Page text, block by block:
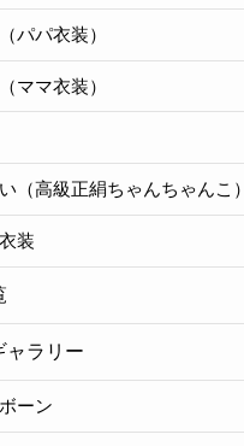
パパ衣装）
ママ衣装）
（高級正絹ちゃんちゃんこ）
装
ャラリー
ーン